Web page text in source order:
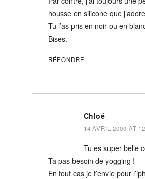
housse en silicone que
Tu l’as pris en noir ou en
Bises.
RÉPONDRE
Chloé
14 AVRIL 2009 AT
Tu es super belle
Ta pas besoin de yogging !
En tout cas je t’envie pour